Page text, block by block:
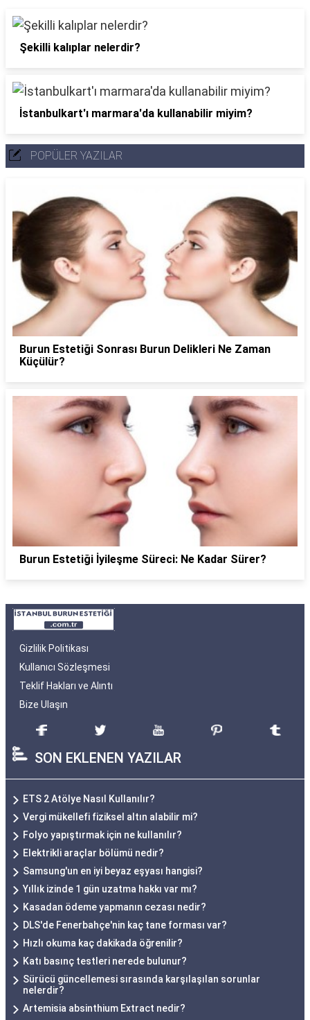
Şekilli kalıplar nelerdir?
İstanbulkart'ı marmara'da kullanabilir miyim?
POPÜLER YAZILAR
Burun Estetiği Sonrası Burun Delikleri Ne Zaman
Küçülür?
Burun Estetiği İyileşme Süreci: Ne Kadar Sürer?
Gizlilik Politikası
Kullanıcı Sözleşmesi
Teklif Hakları ve Alıntı
Bize Ulaşın
SON EKLENEN YAZILAR
ETS 2 Atölye Nasıl Kullanılır?
Vergi mükellefi fiziksel altın alabilir mi?
Folyo yapıştırmak için ne kullanılır?
Elektrikli araçlar bölümü nedir?
Samsung'un en iyi beyaz eşyası hangisi?
Yıllık izinde 1 gün uzatma hakkı var mı?
Kasadan ödeme yapmanın cezası nedir?
DLS'de Fenerbahçe'nin kaç tane forması var?
Hızlı okuma kaç dakikada öğrenilir?
Katı basınç testleri nerede bulunur?
Sürücü güncellemesi sırasında karşılaşılan sorunlar
nelerdir?
Artemisia absinthium Extract nedir?